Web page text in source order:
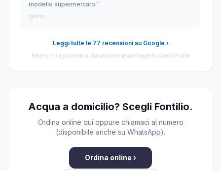
modello supermercato.”
Iglesias
Leggi tutte le 77 recensioni su Google ›
Recensioni aggiornate automaticamente da Google Business Profile
Acqua a domicilio? Scegli Fontilio.
Ordina online qui oppure chiamaci al numero
(disponibile anche su WhatsApp).
Ordina online ›